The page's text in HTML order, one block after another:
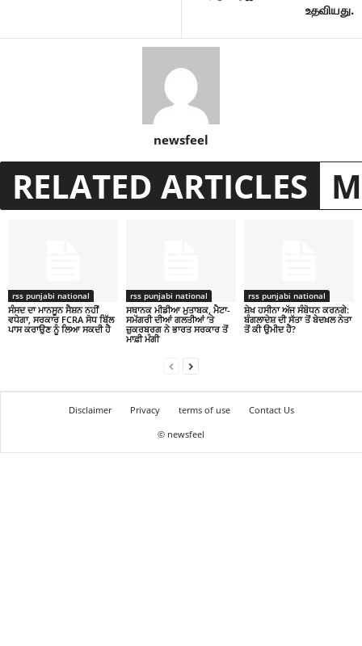
உதவியது.
newsfeel
RELATED ARTICLES
rss punjabi national
ਸੰਸਦ ਦਾ ਮਾਨਸੂਨ ਸੈਸ਼ਨ ਨਹੀਂ
ਵਧੇਗਾ, ਸਰਕਾਰ FCRA ਸੋਧ ਬਿੱਲ
ਪਾਸ ਕਰਾਉਣ ਨੂੰ ਲਿਆ ਸਕਦੀ ਹੈ
rss punjabi national
ਸਥਾਨਕ ਮੀਡੀਆ ਮੁਤਾਬਕ, ਮੈਟਾ-
ਸਮੱਗਰੀ ਦੀਆਂ ਗਲਤੀਆਂ ’ਤੇ
ਜ਼ੁਕਰਬਰਗ ਨੇ ਭਾਰਤ ਸਰਕਾਰ ਤੋਂ
ਮਾਫ਼ੀ ਮੰਗੀ
rss punjabi national
ਸ਼ੇਖ ਹਸੀਨਾ ਅੱਜ ਸੰਬੋਧਨ ਕਰਨਗੇ:
ਬੰਗਲਾਦੇਸ਼ ਦੀ ਸੱਤਾ ਤੋਂ ਬੇਦਖ਼ਲ ਨੇਤਾ
ਤੋਂ ਕੀ ਉਮੀਦ ਹੈ?
Disclaimer Privacy terms of use
Contact Us
© newsfeel